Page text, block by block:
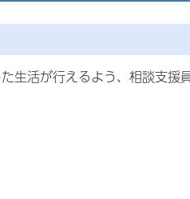
生活が行えるよう、相談支援